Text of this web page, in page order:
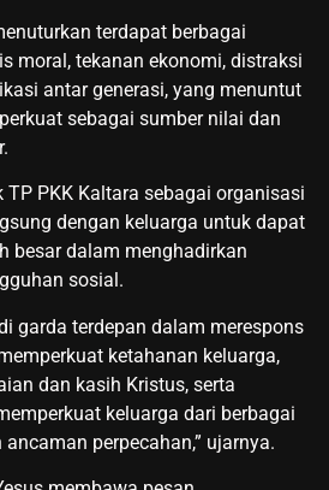
terdapat berbagai
moral, tekanan ekonomi, distraksi
antar generasi, yang menuntut
sebagai sumber nilai dan
TP PKK Kaltara sebagai organisasi
dengan keluarga untuk dapat
besar dalam menghadirkan
sosial.
garda terdepan dalam merespons
ketahanan keluarga,
dan kasih Kristus, serta
keluarga dari berbagai
perpecahan,” ujarnya.